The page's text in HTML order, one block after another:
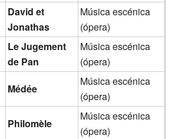
David et
Jonathas
Música escénica
(ópera)
Le Jugement
de Pan
Música escénica
(ópera)
Médée
Música escénica
(ópera)
Philomèle
Música escénica
(ópera)